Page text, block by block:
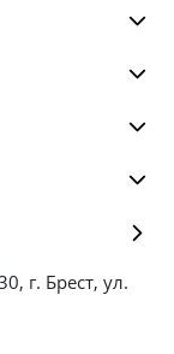
г. Брест, ул.